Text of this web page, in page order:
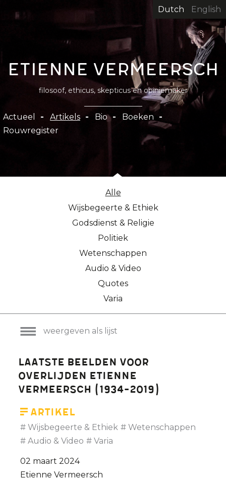
inhoud
gaan
Dutch English
Etienne Vermeersch
filosoof, ethicus, skepticus en opiniemaker
Hoofdnavigatie
Actueel Artikels Bio
Boeken
Rouwregister
Alle
Wijsbegeerte & Ethiek
Godsdienst & Religie
Politiek
Wetenschappen
Audio & Video
Quotes
Varia
weergeven als lijst
Laatste beelden voor
overlijden Etienne
Vermeersch (1934-2019)
Artikel
Wijsbegeerte & Ethiek
Wetenschappen
Audio & Video
Varia
02 maart 2024
Etienne Vermeersch